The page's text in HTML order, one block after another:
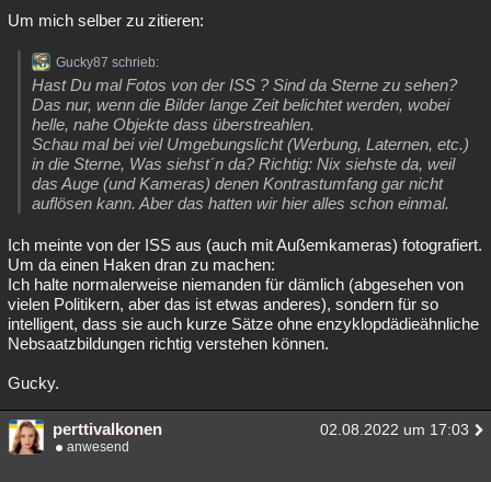
Um mich selber zu zitieren:
Gucky87 schrieb:
Hast Du mal Fotos von der ISS ? Sind da Sterne zu sehen?
Das nur, wenn die Bilder lange Zeit belichtet werden, wobei
helle, nahe Objekte dass überstreahlen.
Schau mal bei viel Umgebungslicht (Werbung, Laternen, etc.)
in die Sterne, Was siehst´n da? Richtig: Nix siehste da, weil
das Auge (und Kameras) denen Kontrastumfang gar nicht
auflösen kann. Aber das hatten wir hier alles schon einmal.
Ich meinte von der ISS aus (auch mit Außemkameras) fotografiert.
Um da einen Haken dran zu machen:
Ich halte normalerweise niemanden für dämlich (abgesehen von
vielen Politikern, aber das ist etwas anderes), sondern für so
intelligent, dass sie auch kurze Sätze ohne enzyklopdädieähnliche
Nebsaatzbildungen richtig verstehen können.
Gucky.
perttivalkonen 02.08.2022 um 17:03
anwesend